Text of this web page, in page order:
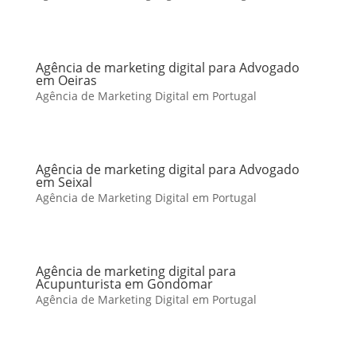
Agência de marketing digital para Advogado
em Oeiras
Agência de Marketing Digital em Portugal
Agência de marketing digital para Advogado
em Seixal
Agência de Marketing Digital em Portugal
Agência de marketing digital para
Acupunturista em Gondomar
Agência de Marketing Digital em Portugal